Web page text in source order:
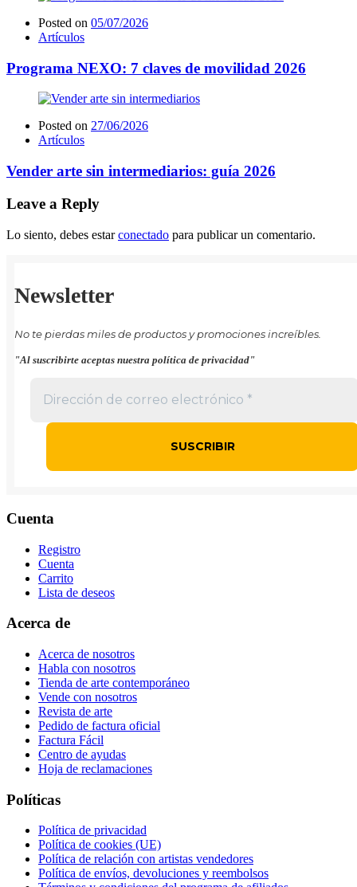
Posted on 05/07/2026
Artículos
Programa NEXO: 7 claves de movilidad 2026
Posted on 27/06/2026
Artículos
Vender arte sin intermediarios: guía 2026
Leave a Reply
Lo siento, debes estarconectado para publicar un comentario.
Newsletter
No te pierdas miles de productos y promociones increíbles.
"Al suscribirte aceptas nuestra política de privacidad"
Cuenta
Registro
Cuenta
Carrito
Lista de deseos
Acerca de
Acerca de nosotros
Habla con nosotros
Tienda de arte contemporáneo
Vende con nosotros
Revista de arte
Pedido de factura oficial
Factura Fácil
Centro de ayudas
Hoja de reclamaciones
Políticas
Política de privacidad
Política de cookies (UE)
Política de relación con artistas vendedores
Política de envíos, devoluciones y reembolsos